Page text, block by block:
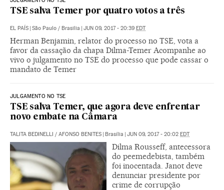
TSE salva Temer por quatro votos a três
EL PAÍS | São Paulo / Brasilia | JUN 09, 2017 - 20:39 EDT
Herman Benjamin, relator do processo no TSE, vota a
favor da cassação da chapa Dilma-Temer Acompanhe ao
vivo o julgamento no TSE do processo que pode cassar o
mandato de Temer
JULGAMENTO NO TSE
TSE salva Temer, que agora deve enfrentar
novo embate na Câmara
TALITA BEDINELLI / AFONSO BENITES | Brasília | JUN 09, 2017 - 20:02 EDT
Dilma Rousseff, antecessora
do peemedebista, também
foi inocentada. Janot deve
denunciar presidente por
crime de corrupção